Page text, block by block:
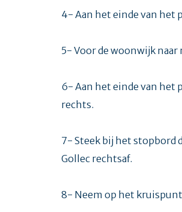
4- Aan het einde van het
5- Voor de woonwijk naar
6- Aan het einde van het
rechts.
7- Steek bij het stopbord
Gollec rechtsaf.
8- Neem op het kruispunt